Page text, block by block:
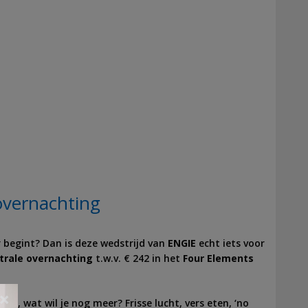
Dan is deze wedstrijd van ENGIE echt iets voor
overnachting t.w.v. € 242 in het Four Elements
wat wil je nog meer? Frisse lucht, vers eten, ‘no
×